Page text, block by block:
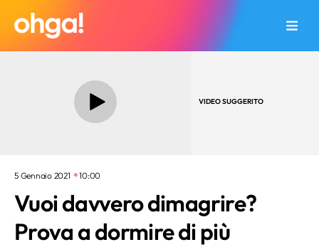
VIDEO SUGGERITO
5 Gennaio 2021 10:00
Vuoi davvero dimagrire?
Prova a dormire di più